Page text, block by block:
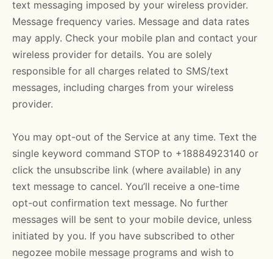
text messaging imposed by your wireless provider.
Message frequency varies. Message and data rates
may apply. Check your mobile plan and contact your
wireless provider for details. You are solely
responsible for all charges related to SMS/text
messages, including charges from your wireless
provider.
You may opt-out of the Service at any time. Text the
single keyword command STOP to +18884923140 or
click the unsubscribe link (where available) in any
text message to cancel. You’ll receive a one-time
opt-out confirmation text message. No further
messages will be sent to your mobile device, unless
initiated by you. If you have subscribed to other
negozee mobile message programs and wish to